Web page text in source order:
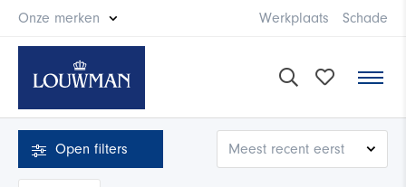
Onze merken Werkplaats Schade
Open filters